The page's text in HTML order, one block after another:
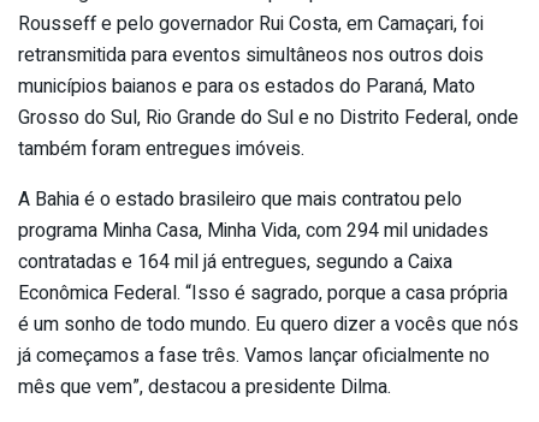
Rousseff e pelo governador Rui Costa, em Camaçari, foi
retransmitida para eventos simultâneos nos outros dois
municípios baianos e para os estados do Paraná, Mato
Grosso do Sul, Rio Grande do Sul e no Distrito Federal, onde
também foram entregues imóveis.
A Bahia é o estado brasileiro que mais contratou pelo
programa Minha Casa, Minha Vida, com 294 mil unidades
contratadas e 164 mil já entregues, segundo a Caixa
Econômica Federal. “Isso é sagrado, porque a casa própria
é um sonho de todo mundo. Eu quero dizer a vocês que nós
já começamos a fase três. Vamos lançar oficialmente no
mês que vem”, destacou a presidente Dilma.